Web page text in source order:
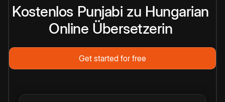
Kostenlos Punjabi zu Hungarian
Online Übersetzerin
Get started for free